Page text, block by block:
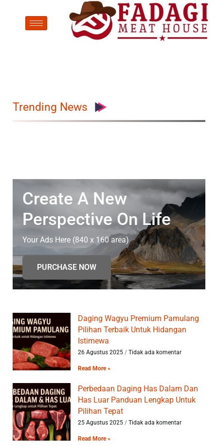
Trending News
Create A New
Perspective On Life
Your Ads Here (840 x 160 area)
PURCHASE NOW
Daging Wagyu Premium Pamulang
Pilihan Terbaik Untuk Hidangan
Istimewa
26 Agustus 2025 Tidak ada komentar
Read More »
Perbedaan Daging Has Dalam Dan
Has Luar Panduan Lengkap Untuk
Pilihan Tepat
25 Agustus 2025 Tidak ada komentar
Read More »